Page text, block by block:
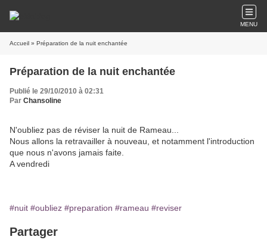
MENU
Accueil » Préparation de la nuit enchantée
Préparation de la nuit enchantée
Publié le 29/10/2010 à 02:31
Par Chansoline
N'oubliez pas de réviser la nuit de Rameau...
Nous allons la retravailler à nouveau, et notamment l'introduction
que nous n'avons jamais faite.
A vendredi
#nuit #oubliez #preparation #rameau #reviser
Partager